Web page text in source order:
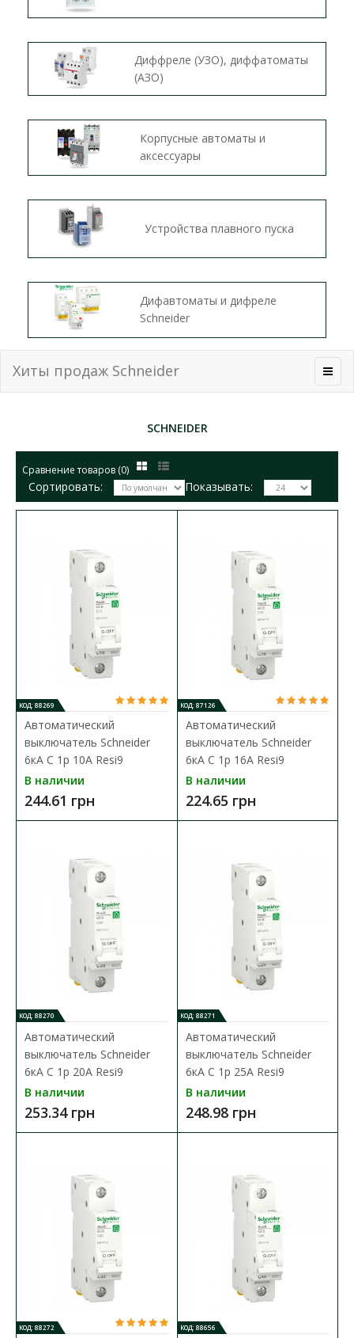
Диффреле (УЗО), диффатоматы
(АЗО)
Корпусные автоматы и
аксессуары
Устройства плавного пуска
Дифавтоматы и дифреле
Schneider
Хиты продаж Schneider
SCHNEIDER
Сравнение товаров (0)
Сортировать: Показывать:
Автоматический выключатель Schneider 6кА C 1p
10А Resi9
Доступность: В наличии
Серия модульных автоматические выключатели
Schneider Resi9 предназначена для применения на..
244.61 грн
В КОРЗИНУ
В сравнения
В закладки
КОД: 88269
Автоматический
выключатель Schneider
6кА C 1p 10А Resi9
В наличии
244.61 грн
КОД: 87126
Автоматический
выключатель Schneider
6кА C 1p 16А Resi9
В наличии
224.65 грн
КОД: 88270
Автоматический
выключатель Schneider
6кА C 1p 20А Resi9
В наличии
253.34 грн
КОД: 88271
Автоматический
выключатель Schneider
6кА C 1p 25А Resi9
В наличии
248.98 грн
КОД: 88272 КОД: 88656